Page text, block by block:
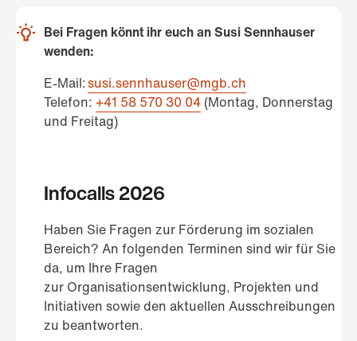
Bei Fragen könnt ihr euch an Susi Sennhauser
wenden:
E-Mail:susi.sennhauser@mgb.ch
Telefon: +41 58 570 30 04 (Montag, Donnerstag
und Freitag)
Infocalls 2026
Haben Sie Fragen zur Förderung im sozialen
Bereich? An folgenden Terminen sind wir für Sie
da, um Ihre Fragen
zur Organisationsentwicklung, Projekten und
Initiativen sowie den aktuellen Ausschreibungen
zu beantworten.